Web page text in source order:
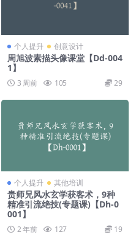
个人提升 创意设计
周旭波素描头像课堂【Dd-004
1】
3 周前 105 29
个人提升 其他培训
贵师兄风水玄学获客术，9种
精准引流绝技(专题课)【Dh-0
001】
2 年前 127 19